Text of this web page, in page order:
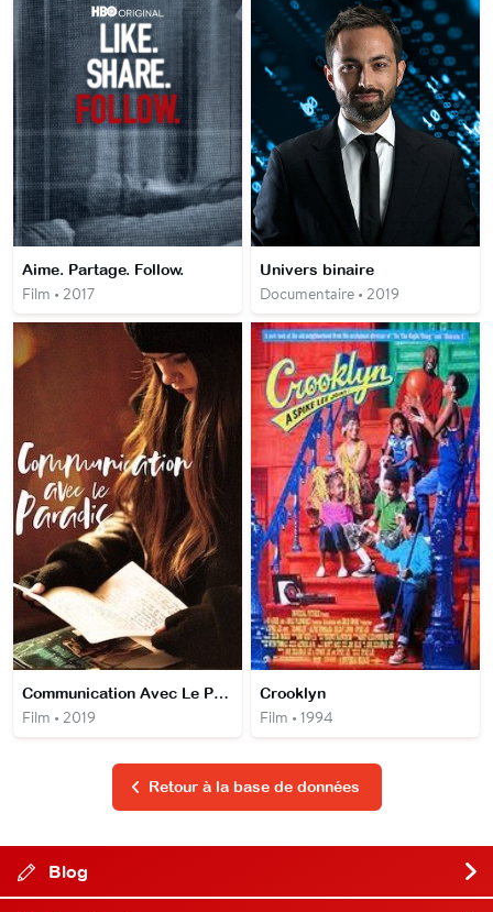
Aime. Partage. Follow.
Film • 2017
Univers binaire
Documentaire • 2019
Communication Avec Le Paradis
Film • 2019
Crooklyn
Film • 1994
Retour à la base de données
Blog